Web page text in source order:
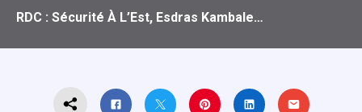
RDC : Sécurité À L’Est, Esdras Kambale…